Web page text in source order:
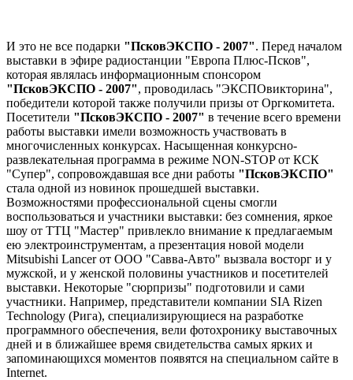
И это не все подарки "ПсковЭКСПО - 2007". Перед началом
выставки в эфире радиостанции "Европа Плюс-Псков",
которая являлась информационным спонсором
"ПсковЭКСПО - 2007", проводилась "ЭКСПОвикторина",
победители которой также получили призы от Оргкомитета.
Посетители "ПсковЭКСПО - 2007" в течение всего времени
работы выставки имели возможность участвовать в
многочисленных конкурсах. Насыщенная конкурсно-
развлекательная программа в режиме NON-STOP от КСК
"Супер", сопровождавшая все дни работы "ПсковЭКСПО"
стала одной из новинок прошедшей выставки.
Возможностями профессиональной сцены смогли
воспользоваться и участники выставки: без сомнения, яркое
шоу от ТТЦ "Мастер" привлекло внимание к предлагаемым
ею электроинструментам, а презентация новой модели
Mitsubishi Lancer от ООО "Савва-Авто" вызвала восторг и у
мужской, и у женской половины участников и посетителей
выставки. Некоторые "сюрпризы" подготовили и сами
участники. Например, представители компании SIA Rizen
Technology (Рига), специализирующиеся на разработке
программного обеспечения, вели фотохронику выставочных
дней и в ближайшее время свидетельства самых ярких и
запоминающихся моментов появятся на специальном сайте в
Internet.